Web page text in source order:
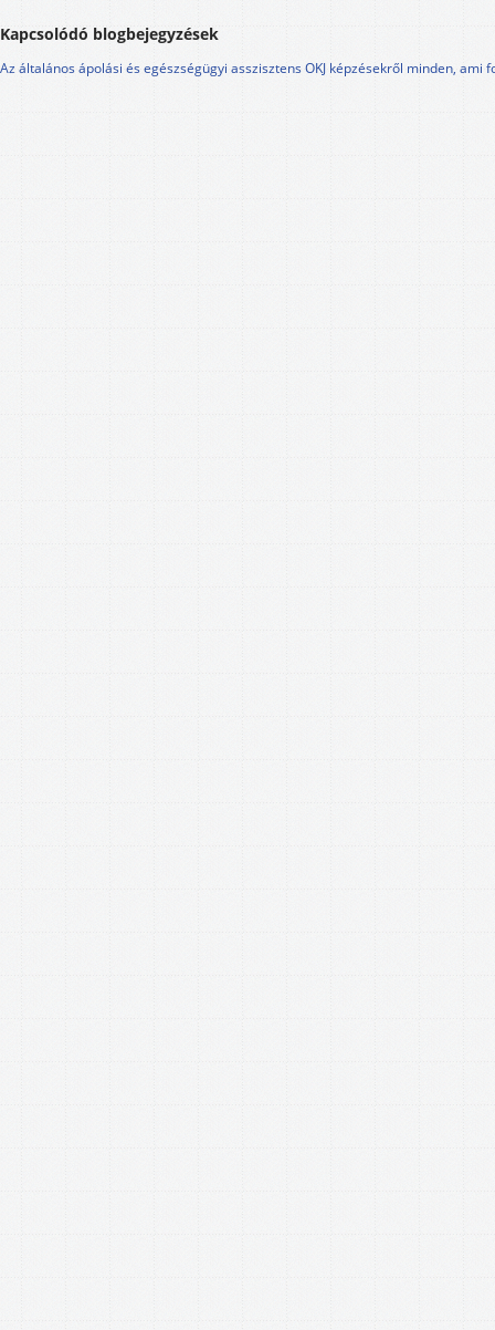
Kapcsolódó blogbejegyzések
Az általános ápolási és egészségügyi asszisztens OKJ képzésekről minden, ami